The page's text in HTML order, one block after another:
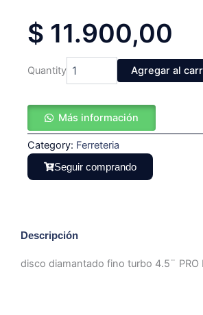
$ 11.900,00
Quantity diamantado
turbo
4.5¨
PRO
NORTON
Agregar al
Más información
Category: Ferreteria
Seguir comprando
Descripción
disco diamantado fino turbo 4.5¨ PRO